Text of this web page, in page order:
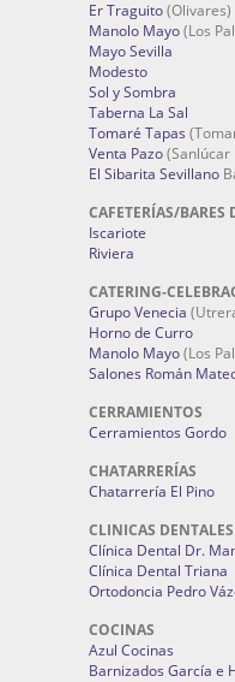
Er Traguito(Olivares)
Manolo Mayo(Los
Mayo Sevilla
Modesto
Sol y Sombra
Taberna La Sal
Tomaré Tapas
Venta Pazo(Sanlúcar
El Sibarita Sevillano
CAFETERÍAS/BARES
Iscariote
Riviera
CATERING-
Grupo Venecia
Horno de Curro
Manolo Mayo(Los
Salones Román
CERRAMIENTOS
Cerramientos Gordo
CHATARRERÍAS
Chatarrería El Pino
CLINICAS DENTALES
Clínica Dental Dr.
Clínica Dental Triana
Ortodoncia Pedro
COCINAS
Azul Cocinas
Barnizados García e